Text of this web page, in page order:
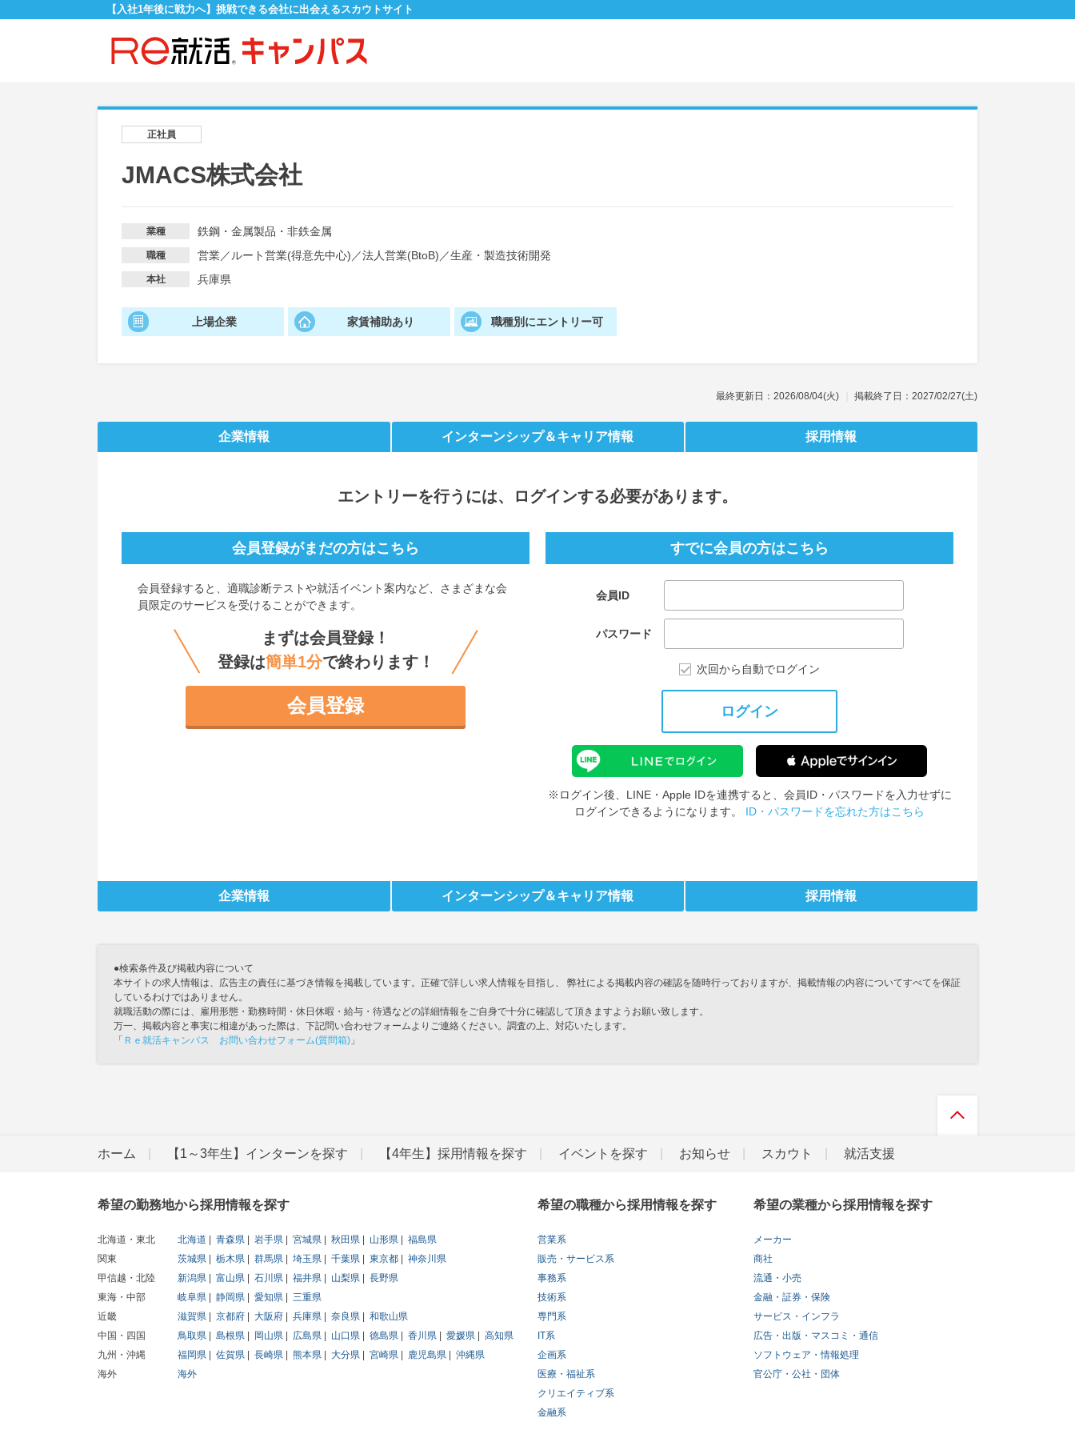
【入社1年後に戦力へ】挑戦できる会社に出会えるスカウトサイト
正社員
JMACS株式会社
業種 鉄鋼・金属製品・非鉄金属
職種 営業／ ルート営業(得意先中心) ／法人営業(BtoB) ／生産・製造技術開発
本社 兵庫県
上場企業 家賃補助あり 職種別にエントリー可
最終更新日：2026/08/04(火) 掲載終了日：2027/02/27(土)
企業情報 インターンシップ＆キャリア情報 採用情報
エントリーを行うには、ログインする必要があります。
すでに会員の方はこちら
会員ID
パスワード
次回から自動でログイン
ログイン
※ログイン後、LINE・Apple IDを連携すると、会員ID・パスワードを入力せずに
ログインできるようになります。 ID・パスワードを忘れた方はこちら
会員登録がまだの方はこちら
会員登録すると、 適職診断テストや就活イベント案内など、さまざまな会
員限定のサービスを受けることができます。
まずは会員登録！
登録は簡単1分で終わります！
会員登録
企業情報 インターンシップ＆キャリア情報 採用情報
●検索条件及び掲載内容について
本サイトの求人情報は、広告主の責任に基づき情報を掲載しています。正確で詳しい求人情報を目指し、 弊社による掲載内容の確認を随時行っておりますが、掲載情報の内容についてすべてを保証
しているわけではありません。
就職活動の際には、雇用形態・勤務時間・休日休暇・給与・待遇などの詳細情報をご自身で十分に確認して頂きますようお願い致します。
万一、掲載内容と事実に相違があった際は、下記問い合わせフォームよりご連絡ください。調査の上、対応いたします。
「 Ｒｅ就活キャンパス お問い合わせフォーム(質問箱) 」
ホーム 【1～3年生】インターンを探す 【4年生】採用情報を探す イベントを探す お知らせ スカウト 就活支援
希望の勤務地から採用情報を探す
北海道・東北 北海道 青森県 岩手県 宮城県 秋田県 山形県
福島県
関東
茨城県 栃木県 群馬県 埼玉県 千葉県 東京都
神奈川県
甲信越・北陸
新潟県 富山県 石川県 福井県 山梨県
長野県
東海・中部
岐阜県 静岡県 愛知県
三重県
近畿
滋賀県 京都府 大阪府 兵庫県 奈良県
和歌山県
中国・四国
鳥取県 島根県 岡山県 広島県 山口県 徳島県 香川県 愛媛県
高知県
九州・沖縄
福岡県 佐賀県 長崎県 熊本県 大分県 宮崎県 鹿児島県
沖縄県
海外
海外
希望の職種から採用情報を探す
営業系
販売・サービス系
事務系
技術系
専門系
IT系
企画系
医療・福祉系
クリエイティブ系
金融系
希望の業種から採用情報を探す
メーカー
商社
流通・小売
金融・証券・保険
サービス・インフラ
広告・出版・マスコミ・通信
ソフトウェア・情報処理
官公庁・公社・団体